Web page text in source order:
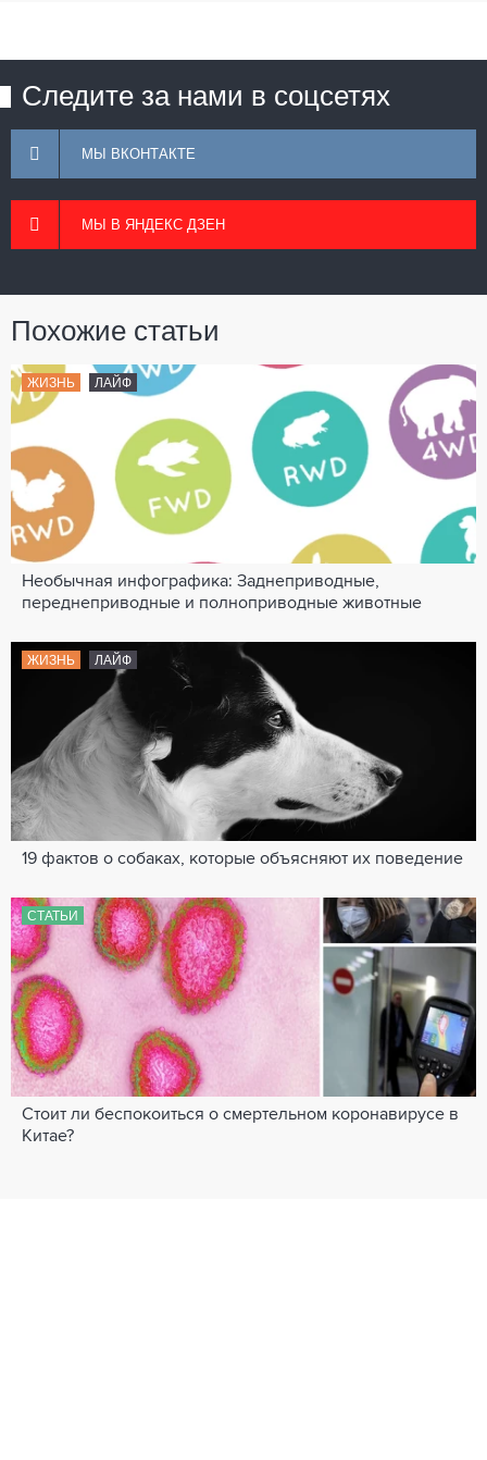
Следите за нами в соцсетях
МЫ ВКОНТАКТЕ
МЫ В ЯНДЕКС ДЗЕН
Похожие статьи
ЖИЗНЬ ЛАЙФ
Необычная инфографика: Заднеприводные,
переднеприводные и полноприводные животные
ЖИЗНЬ ЛАЙФ
19 фактов о собаках, которые объясняют их поведение
СТАТЬИ
Стоит ли беспокоиться о смертельном коронавирусе в
Китае?